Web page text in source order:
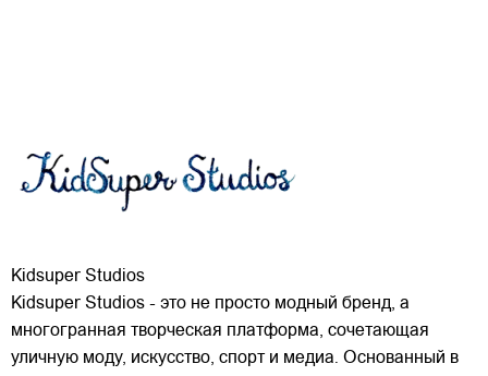
Kidsuper Studios
Kidsuper Studios - это не просто модный бренд, а
многогранная творческая платформа, сочетающая
уличную моду, искусство, спорт и медиа. Основанный в